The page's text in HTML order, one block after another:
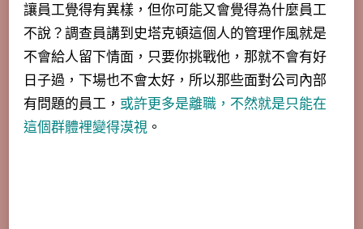
讓員工覺得有異樣，但你可能又會覺得為什麼員工
不說？調查員講到史塔克頓這個人的管理作風就是
不會給人留下情面，只要你挑戰他，那就不會有好
日子過，下場也不會太好，所以那些面對公司內部
有問題的員工， 或許更多是離職，不然就是只能在
這個群體裡變得漠視 。